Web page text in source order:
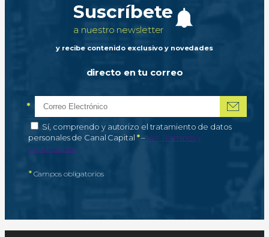
Suscríbete
a nuestro newsletter
y recibe contenido exclusivo y novedades
directo en tu correo
Correo electrónico
*Campo obligatorio
Autorización de tratamiento de datos personales
Sí, comprendo y autorizo el tratamiento de datos
personales de Canal Capital *–Campo obligatorio
Ver Términos y
condiciones
*Campos obligatorios